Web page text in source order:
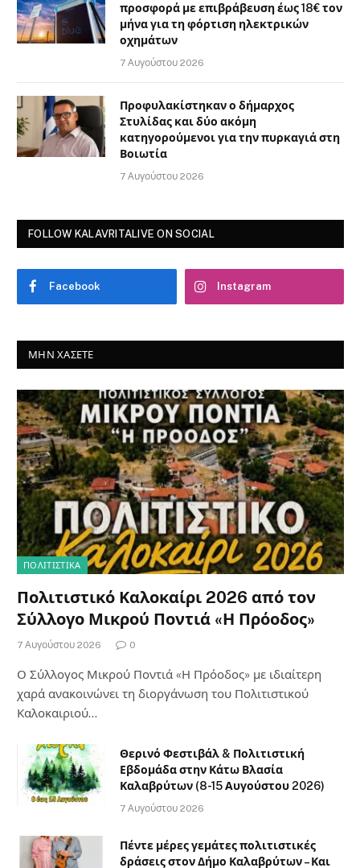
προσφορά με επιβράβευση έως 18€ τον
μήνα για τη φόρτιση ηλεκτρικών
οχημάτων
7 Αυγούστου 2026
Προφυλακίστηκαν ο δήμαρχος
Στυλίδας και δύο ακόμη
κατηγορούμενοι για την πυρκαγιά στη
Βοιωτία
7 Αυγούστου 2026
FOLLOW KALAVRITALIVE ON SOCIAL
Facebook Instagram
ΜΗΝ ΧΆΣΕΤΕ
ΠΟΛΙΤΙΣΤΙΚΑ
Πολιτιστικό Καλοκαίρι 2026 από τον
Σύλλογο Μικρού Ποντιά «Η Πρόοδος»
7 Αυγούστου 2026 0
Ο Σύλλογος Μικρού Ποντιά «Η Πρόοδος» με ιδιαίτερη
χαρά ανακοινώνει τη διοργάνωση του Πολιτιστικού
Καλοκαιριού…
Θερινό Φεστιβάλ & Πολιτιστική
Εβδομάδα στην Κάτω Βλασία
Καλαβρύτων (8-15 Αυγούστου 2026)
7 Αυγούστου 2026
Πέντε μέρες γεμάτες πολιτιστικές
δράσεις στον Δήμο Καλαβρύτων – Και